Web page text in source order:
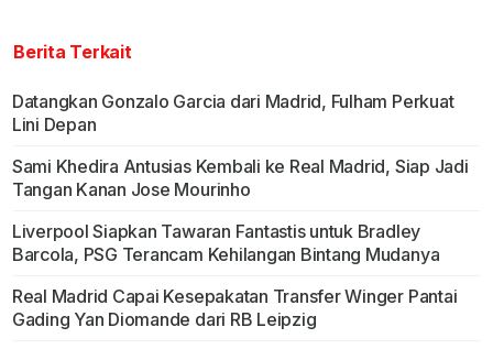
Berita Terkait
Datangkan Gonzalo Garcia dari Madrid, Fulham Perkuat
Lini Depan
Sami Khedira Antusias Kembali ke Real Madrid, Siap Jadi
Tangan Kanan Jose Mourinho
Liverpool Siapkan Tawaran Fantastis untuk Bradley
Barcola, PSG Terancam Kehilangan Bintang Mudanya
Real Madrid Capai Kesepakatan Transfer Winger Pantai
Gading Yan Diomande dari RB Leipzig